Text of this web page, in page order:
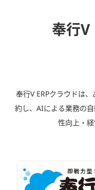
奉行V
奉行V ERPクラウドは
約し、AIによる業務の
性向上・経